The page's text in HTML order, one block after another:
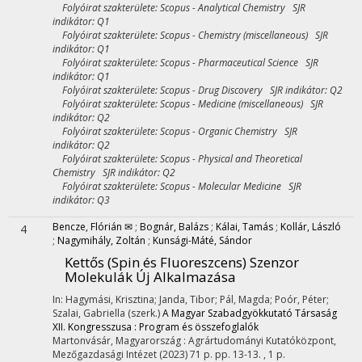
Folyóirat szakterülete: Scopus - Analytical Chemistry SJR
indikátor: Q1
Folyóirat szakterülete: Scopus - Chemistry (miscellaneous) SJR
indikátor: Q1
Folyóirat szakterülete: Scopus - Pharmaceutical Science SJR
indikátor: Q1
Folyóirat szakterülete: Scopus - Drug Discovery SJR indikátor: Q2
Folyóirat szakterülete: Scopus - Medicine (miscellaneous) SJR
indikátor: Q2
Folyóirat szakterülete: Scopus - Organic Chemistry SJR
indikátor: Q2
Folyóirat szakterülete: Scopus - Physical and Theoretical
Chemistry SJR indikátor: Q2
Folyóirat szakterülete: Scopus - Molecular Medicine SJR
indikátor: Q3
4 Bencze, Flórián ✉ ; Bognár, Balázs ; Kálai, Tamás ; Kollár, László
; Nagymihály, Zoltán ; Kunsági-Máté, Sándor
Kettős (Spin és Fluoreszcens) Szenzor
Molekulák Új Alkalmazása
In: Hagymási, Krisztina; Janda, Tibor; Pál, Magda; Poór, Péter;
Szalai, Gabriella (szerk.)A Magyar Szabadgyökkutató Társaság
XII. Kongresszusa : Program és összefoglalók
Martonvásár, Magyarország : Agrártudományi Kutatóközpont,
Mezőgazdasági Intézet (2023)71 p. pp. 13-13. , 1 p.